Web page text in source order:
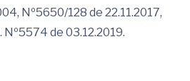
Nº5650/128 de 22.11.2017,
de 03.12.2019.